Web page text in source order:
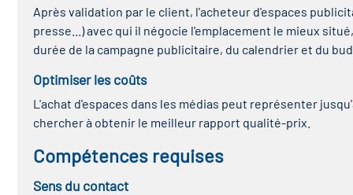
Après validation par le client, l'acheteur d'espaces
presse...) avec qui il négocie l'emplacement le mieux
durée de la campagne publicitaire, du calendrier et du
Optimiser les coûts
L'achat d'espaces dans les médias peut représenter
chercher à obtenir le meilleur rapport qualité-prix.
Compétences requises
Sens du contact